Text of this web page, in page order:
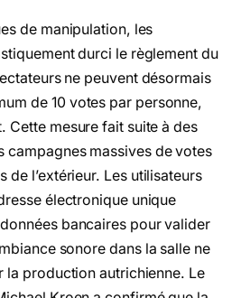
de manipulation, les
durci le règlement du
ne peuvent désormais
de 10 votes par personne,
. Cette mesure fait suite à des
campagnes massives de votes
de l’extérieur. Les utilisateurs
électronique unique
bancaires pour valider
sonore dans la salle ne
la production autrichienne. Le